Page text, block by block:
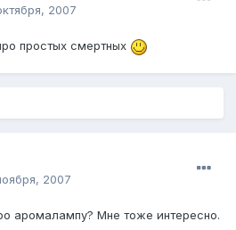
2007
простых смертных
2007
аромалампу? Мне тоже интересно.